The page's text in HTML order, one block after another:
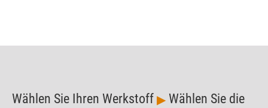
Wählen Sie Ihren Werkstoff ▶ Wählen Sie die